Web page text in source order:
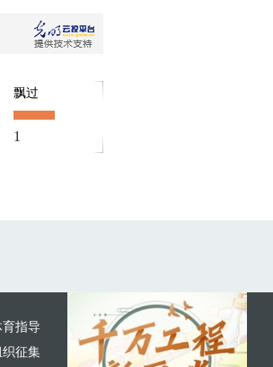
飘过
1
育指导
织征集